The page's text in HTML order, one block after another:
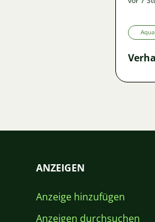
ANZEIGEN
Anzeige hinzufügen
Anzeigen durchsuchen